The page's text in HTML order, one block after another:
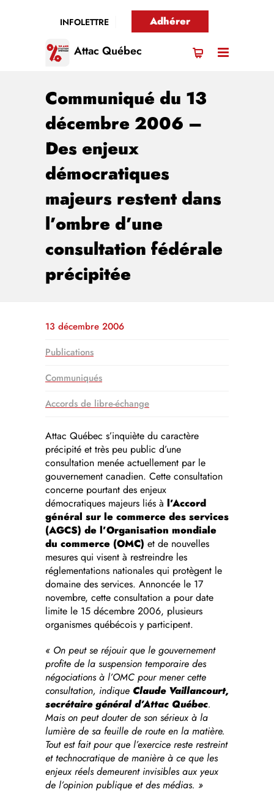
INFOLETTRE Adhérer
Attac Québec
Communiqué du 13
décembre 2006 –
Des enjeux
démocratiques
majeurs restent dans
l’ombre d’une
consultation fédérale
précipitée
13 décembre 2006
Publications
Communiqués
Accords de libre-échange
Attac Québec s’inquiète du caractère
précipité et très peu public d’une
consultation menée actuellement par le
gouvernement canadien. Cette consultation
concerne pourtant des enjeux
démocratiques majeurs liés à l’Accord
général sur le commerce des services
(AGCS) de l’Organisation mondiale
du commerce (OMC) et de nouvelles
mesures qui visent à restreindre les
réglementations nationales qui protègent le
domaine des services. Annoncée le 17
novembre, cette consultation a pour date
limite le 15 décembre 2006, plusieurs
organismes québécois y participent.
« On peut se réjouir que le gouvernement
profite de la suspension temporaire des
négociations à l’OMC pour mener cette
consultation, indique Claude Vaillancourt,
secrétaire général d’Attac Québec.
Mais on peut douter de son sérieux à la
lumière de sa feuille de route en la matière.
Tout est fait pour que l’exercice reste restreint
et technocratique de manière à ce que les
enjeux réels demeurent invisibles aux yeux
de l’opinion publique et des médias. »